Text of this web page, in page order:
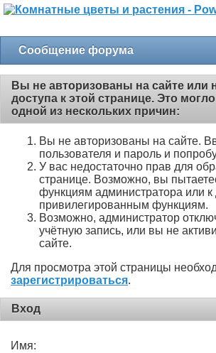
Сообщение форума
Вы не авторизованы на сайте или
доступа к этой странице. Это
одной из нескольких причин:
Вы не авторизованы на сайте.
пользователя и пароль и
У вас недостаточно прав для
странице. Возможно, вы
функциям администратора или к
привилегированным функциям.
Возможно, администратор
учётную запись, или вы не
сайте.
Для просмотра этой страницы
зарегистрироваться.
Вход
Имя: